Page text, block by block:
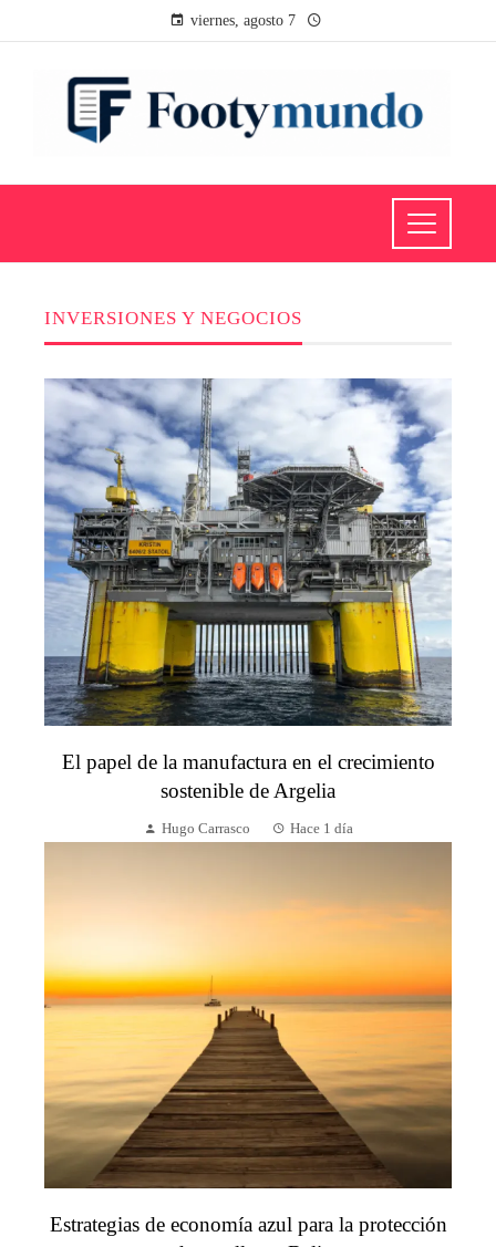
viernes, agosto 7
INVERSIONES Y NEGOCIOS
El papel de la manufactura en el crecimiento
sostenible de Argelia
Hugo Carrasco Hace 1 día
Estrategias de economía azul para la protección